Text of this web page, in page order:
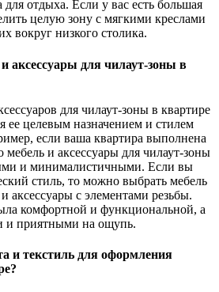
для отдыха. Если у вас есть большая
целую зону с мягкими креслами
вокруг низкого столика.
аксессуары для чилаут-зоны в
для чилаут-зоны в квартире
ее целевым назначением и стилем
если ваша квартира выполнена
мебель и аксессуары для чилаут-зоны
и минималистичными. Если вы
стиль, то можно выбрать мебель
аксессуары с элементами резьбы.
комфортной и функциональной, а
приятными на ощупь.
и текстиль для оформления